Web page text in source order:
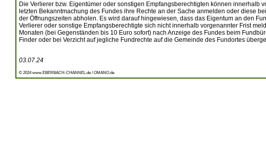
Die Verlierer bzw. Eigentümer oder sonstigen Empfangsberechtigten können innerhalb
letzten Bekanntmachung des Fundes ihre Rechte an der Sache anmelden oder diese
der Öffnungszeiten abholen. Es wird darauf hingewiesen, dass das Eigentum an den
Verlierer oder sonstige Empfangsberechtigte sich nicht innerhalb vorgenannter Frist
Monaten (bei Gegenständen bis 10 Euro sofort) nach Anzeige des Fundes beim
Finder oder bei Verzicht auf jegliche Fundrechte auf die Gemeinde des Fundortes
03.07.24
© 2024 www.EBERBACH-CHANNEL.de / OMANO.de